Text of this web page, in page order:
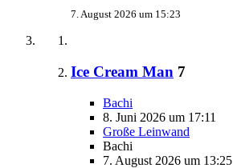
7. August 2026 um 15:23
Ice Cream Man 7
Bachi
8. Juni 2026 um 17:11
Große Leinwand
Bachi
7. August 2026 um 13:25